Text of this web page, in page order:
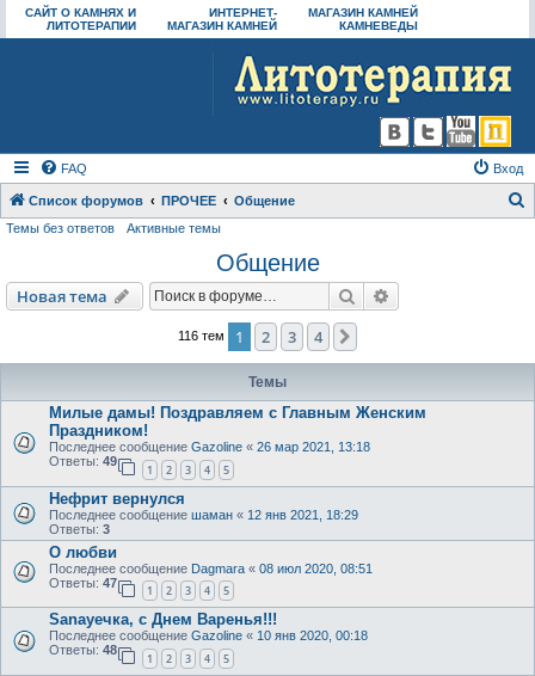
САЙТ О КАМНЯХ И
ЛИТОТЕРАПИИ
ИНТЕРНЕТ-
МАГАЗИН КАМНЕЙ
МАГАЗИН КАМНЕЙ
КАМНЕВЕДЫ
FAQ Вход
Список форумов ПРОЧЕЕ Общение
Темы без ответов Активные темы
Общение
Новая тема Поиск
116 тем 1 2 3 4
Темы
Милые дамы! Поздравляем с Главным Женским
Праздником!
Последнее сообщение Gazoline « 26 мар 2021, 13:18
Ответы: 49
1 2 3 4 5
Нефрит вернулся
Последнее сообщение шаман « 12 янв 2021, 18:29
Ответы: 3
О любви
Последнее сообщение Dagmara « 08 июл 2020, 08:51
Ответы: 47
1 2 3 4 5
Sanayeчка, с Днем Варенья!!!
Последнее сообщение Gazoline « 10 янв 2020, 00:18
Ответы: 48
1 2 3 4 5